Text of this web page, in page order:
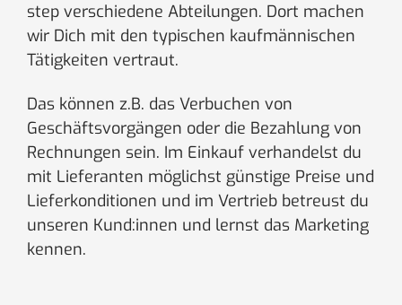
step verschiedene Abteilungen. Dort machen
wir Dich mit den typischen kaufmännischen
Tätigkeiten vertraut.
Das können z.B. das Verbuchen von
Geschäftsvorgängen oder die Bezahlung von
Rechnungen sein. Im Einkauf verhandelst du
mit Lieferanten möglichst günstige Preise und
Lieferkonditionen und im Vertrieb betreust du
unseren Kund:innen und lernst das Marketing
kennen.